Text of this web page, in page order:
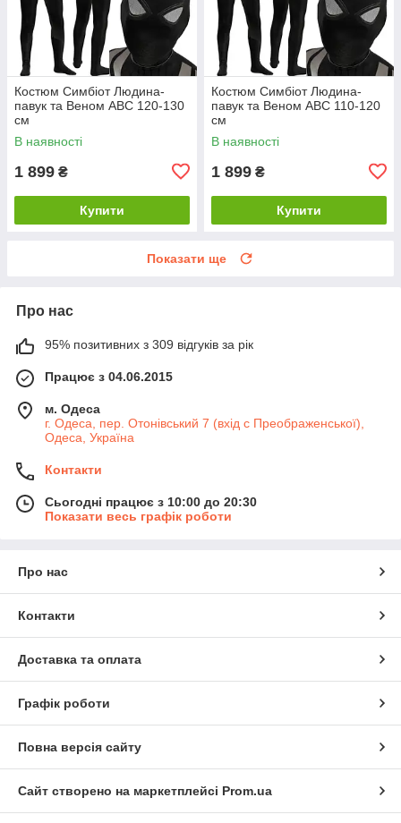
Костюм Симбіот Людина-
павук та Веном ABC 120-130
см
В наявності
1 899 ₴
Купити
Костюм Симбіот Людина-
павук та Веном ABC 110-120
см
В наявності
1 899 ₴
Купити
Показати ще
Про нас
95% позитивних з 309 відгуків за рік
Працює з 04.06.2015
м. Одеса
г. Одеса, пер. Отонівський 7 (вхід с Преображенської),
Одеса, Україна
Контакти
Сьогодні працює з 10:00 до 20:30
Показати весь графік роботи
Про нас
Контакти
Доставка та оплата
Графік роботи
Повна версія сайту
Сайт створено на маркетплейсі Prom.ua